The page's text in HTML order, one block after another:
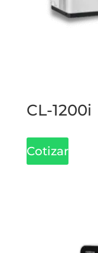
CL-1200i
Cotizar